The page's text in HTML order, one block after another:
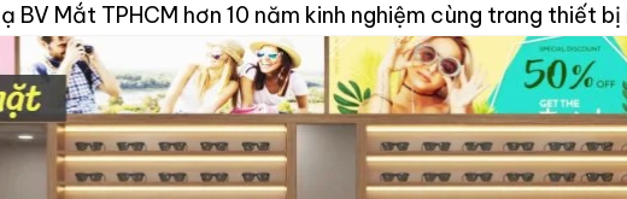
BV Mắt TPHCM hơn 10 năm kinh nghiệm cùng trang thiết